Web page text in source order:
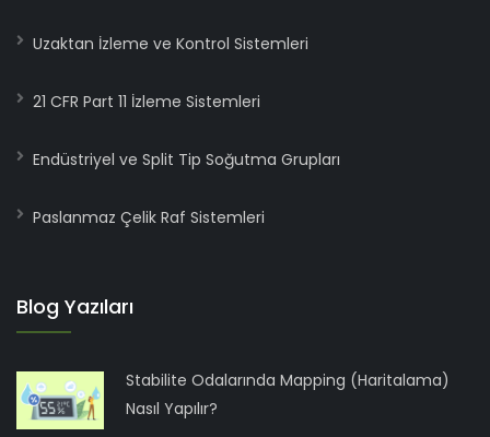
Uzaktan İzleme ve Kontrol Sistemleri
21 CFR Part 11 İzleme Sistemleri
Endüstriyel ve Split Tip Soğutma Grupları
Paslanmaz Çelik Raf Sistemleri
Blog Yazıları
Stabilite Odalarında Mapping (Haritalama)
Nasıl Yapılır?